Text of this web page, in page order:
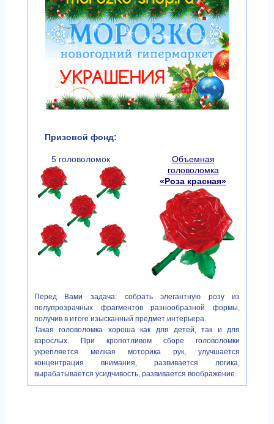
Призовой фонд:
5 головоломок
Объемная
головоломка
«Роза красная»
Перед Вами задача: собрать элегантную розу из
полупрозрачных фрагментов разнообразной формы,
получив в итоге изысканный предмет интерьера.
Такая головоломка хороша как для детей, так и для
взрослых. При кропотливом сборе головоломки
укрепляется мелкая моторика рук, улучшается
концентрация внимания, развивается логика,
вырабатывается усидчивость, развивается воображение.